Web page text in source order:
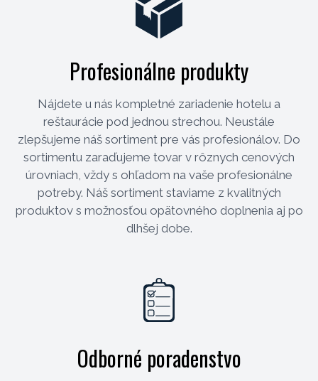
Profesionálne produkty
Nájdete u nás kompletné zariadenie hotelu a
reštaurácie pod jednou strechou. Neustále
zlepšujeme náš sortiment pre vás profesionálov. Do
sortimentu zaraďujeme tovar v rôznych cenových
úrovniach, vždy s ohľadom na vaše profesionálne
potreby. Náš sortiment staviame z kvalitných
produktov s možnosťou opätovného doplnenia aj po
dlhšej dobe.
Odborné poradenstvo